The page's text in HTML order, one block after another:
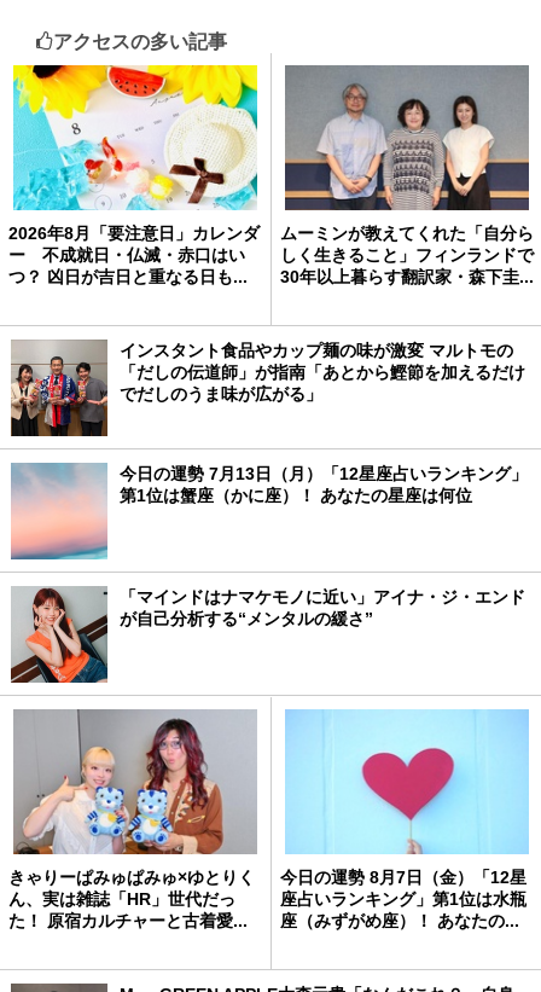
アクセスの多い記事
2026年8月「要注意日」カレンダ
ー 不成就日・仏滅・赤口はい
つ？ 凶日が吉日と重なる日も...
ムーミンが教えてくれた「自分ら
しく生きること」フィンランドで
30年以上暮らす翻訳家・森下圭...
インスタント食品やカップ麺の味が激変 マルトモの
「だしの伝道師」が指南「あとから鰹節を加えるだけ
でだしのうま味が広がる」
今日の運勢 7月13日（月）「12星座占いランキング」
第1位は蟹座（かに座）！ あなたの星座は何位
「マインドはナマケモノに近い」アイナ・ジ・エンド
が自己分析する“メンタルの緩さ”
きゃりーぱみゅぱみゅ×ゆとりく
ん、実は雑誌「HR」世代だっ
た！ 原宿カルチャーと古着愛...
今日の運勢 8月7日（金）「12星
座占いランキング」第1位は水瓶
座（みずがめ座）！ あなたの...